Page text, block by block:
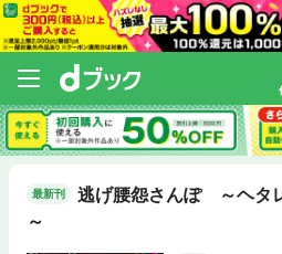
最新刊
逃げ腰怨さんぽ ～ヘタ
～